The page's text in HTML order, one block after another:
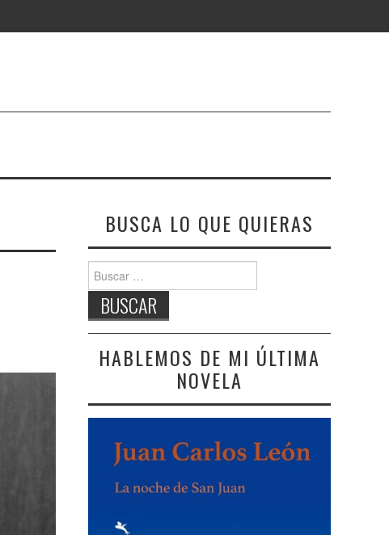
BUSCA LO QUE QUIERAS
Buscar:
HABLEMOS DE MI ÚLTIMA
NOVELA